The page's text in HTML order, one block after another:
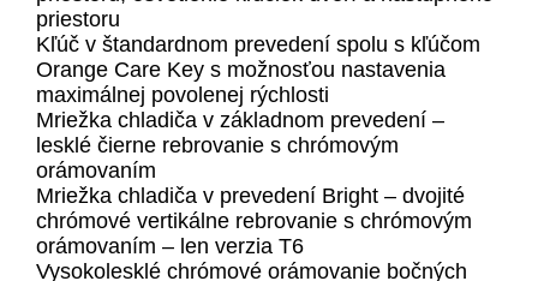
priestoru
Kľúč v štandardnom prevedení spolu s kľúčom
Orange Care Key s možnosťou nastavenia
maximálnej povolenej rýchlosti
Mriežka chladiča v základnom prevedení –
lesklé čierne rebrovanie s chrómovým
orámovaním
Mriežka chladiča v prevedení Bright – dvojité
chrómové vertikálne rebrovanie s chrómovým
orámovaním – len verzia T6
Vysokolesklé chrómové orámovanie bočných